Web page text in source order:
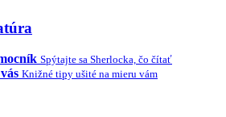
Spýtajte sa Sherlocka, čo čítať
Knižné tipy ušité na mieru vám